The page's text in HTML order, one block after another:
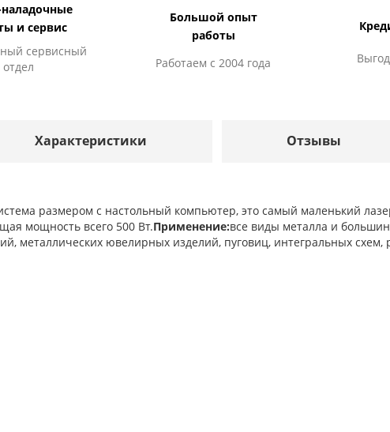
наладочные
и сервис
сервисный
отдел
Большой опыт
работы
Работаем с 2004 года
Характеристики Отзывы
размером с настольный компьютер, это самый маленький
мощность всего 500 Вт.Применение:все виды металла и
металлических ювелирных изделий, пуговиц, интегральных